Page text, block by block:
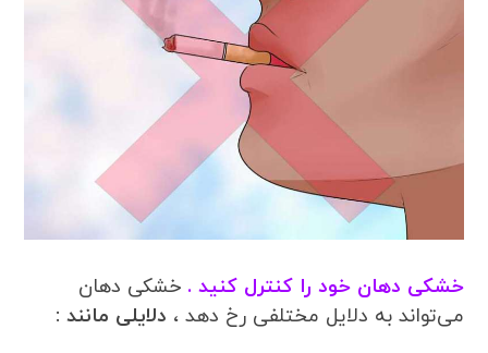
خشکی دهان خود را کنترل کنید .خشکی دهان
می‌تواند به دلایل مختلفی رخ دهد ، دلایلی مانند :